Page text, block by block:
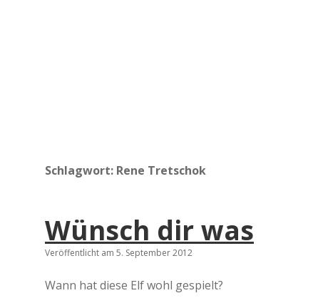
Schlagwort: Rene Tretschok
Wünsch dir was
Veröffentlicht am 5. September 2012
Wann hat diese Elf wohl gespielt?